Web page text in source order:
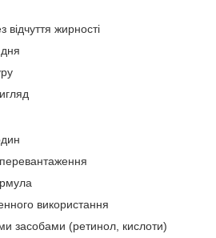
відчуття жирності
використання
засобами (ретинол, кислоти)